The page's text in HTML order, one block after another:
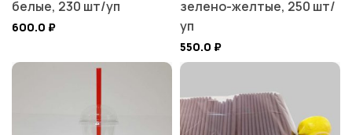
белые, 230 шт/уп
600.0 ₽
зелено-желтые, 250 шт/
уп
550.0 ₽